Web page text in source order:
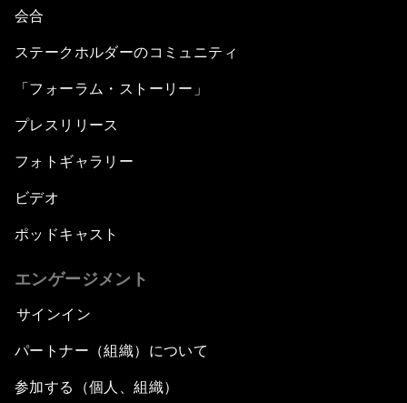
会合
ステークホルダーのコミュニティ
「フォーラム・ストーリー」
プレスリリース
フォトギャラリー
ビデオ
ポッドキャスト
エンゲージメント
サインイン
パートナー（組織）について
参加する（個人、組織）